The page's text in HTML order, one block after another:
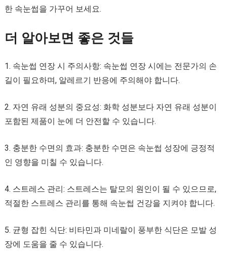
한 속눈썹을 가꾸어 보세요.
더 알아보면 좋은 것들
1. 속눈썹 연장 시 주의사항: 속눈썹 연장 시에는 전문가의 손
길이 필요하며, 알레르기 반응에 주의해야 합니다.
2. 자연 유래 성분의 중요성: 화학 성분보다 자연 유래 성분이
포함된 제품이 눈에 더 안전할 수 있습니다.
3. 충분한 수면의 효과: 충분한 수면은 속눈썹 성장에 긍정적
인 영향을 미칠 수 있습니다.
4. 스트레스 관리: 스트레스는 탈모의 원인이 될 수 있으므로,
적절한 스트레스 관리를 통해 속눈썹 건강을 지켜야 합니다.
5. 균형 잡힌 식단: 비타민과 미네랄이 풍부한 식단은 모발 성
장에 도움을 줄 수 있습니다.